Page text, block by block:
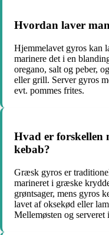
Hvordan laver
Hjemmelavet gyros kan
marinere det i en
oregano, salt og peber,
eller grill. Server gyros
evt. pommes frites.
Hvad er forskellen
kebab?
Græsk gyros er
marineret i græske
grøntsager, mens gyros
lavet af oksekød eller
Mellemøsten og serveret